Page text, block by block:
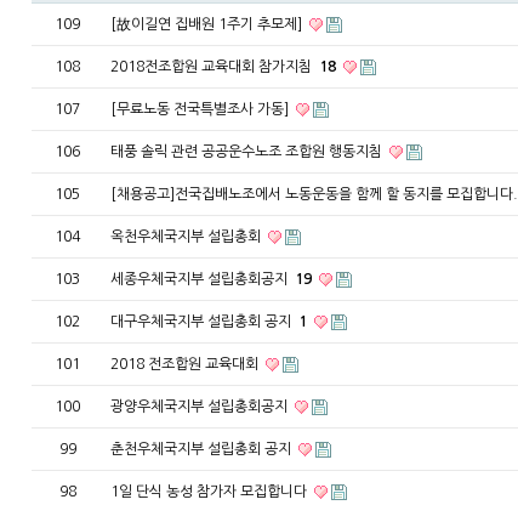
109 [故이길연 집배원 1주기 추모제]
108 2018전조합원 교육대회 참가지침 18
107 [무료노동 전국특별조사 가동]
106 태풍 솔릭 관련 공공운수노조 조합원 행동지침
105 [채용공고]전국집배노조에서 노동운동을 함께 할 동지를 모집합니다.
104 옥천우체국지부 설립총회
103 세종우체국지부 설립총회공지 19
102 대구우체국지부 설립총회 공지 1
101 2018 전조합원 교육대회
100 광양우체국지부 설립총회공지
99 춘천우체국지부 설립총회 공지
98 1일 단식 농성 참가자 모집합니다